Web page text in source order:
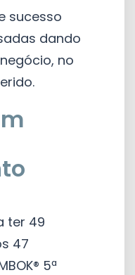
sucesso
dando
no
ter 49
47
5ª